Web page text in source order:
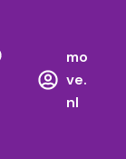
mo
ve.
nl